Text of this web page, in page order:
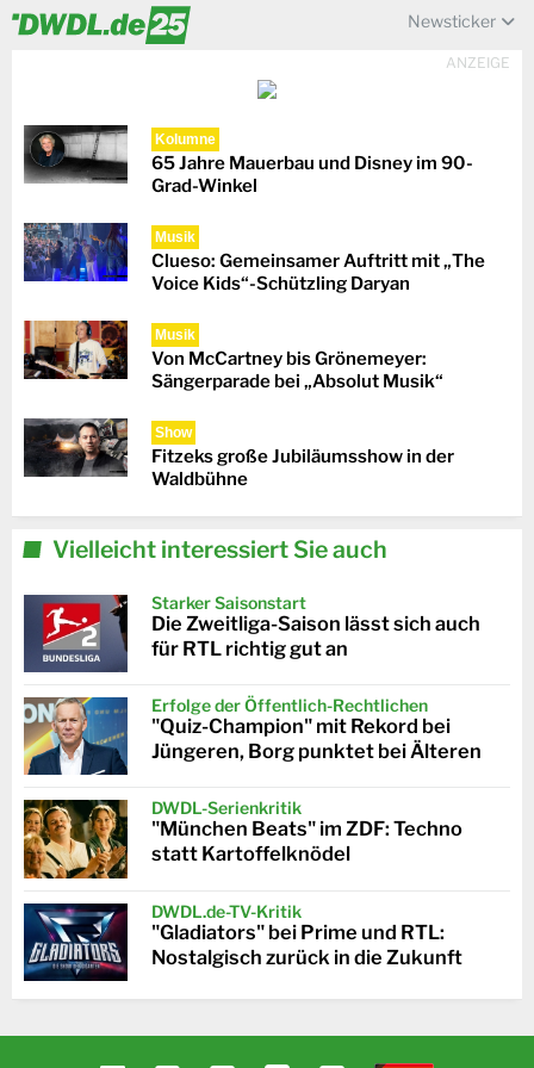
Newsticker
ANZEIGE
Kolumne
65 Jahre Mauerbau und Disney im 90-
Grad-Winkel
Musik
Clueso: Gemeinsamer Auftritt mit „The
Voice Kids“-Schützling Daryan
Musik
Von McCartney bis Grönemeyer:
Sängerparade bei „Absolut Musik“
Show
Fitzeks große Jubiläumsshow in der
Waldbühne
Vielleicht interessiert Sie auch
Starker Saisonstart
Die Zweitliga-Saison lässt sich auch
für RTL richtig gut an
Erfolge der Öffentlich-Rechtlichen
"Quiz-Champion" mit Rekord bei
Jüngeren, Borg punktet bei Älteren
DWDL-Serienkritik
"München Beats" im ZDF: Techno
statt Kartoffelknödel
DWDL.de-TV-Kritik
"Gladiators" bei Prime und RTL:
Nostalgisch zurück in die Zukunft